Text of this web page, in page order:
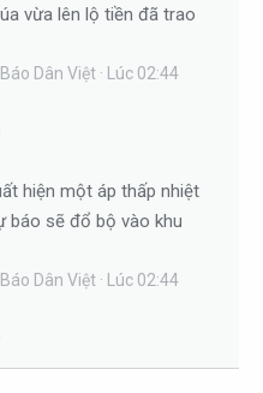
vừa lên lộ tiền đã trao
Dân Việt
Lúc 02:44
hiện một áp thấp nhiệt
báo sẽ đổ bộ vào khu
Dân Việt
Lúc 02:44